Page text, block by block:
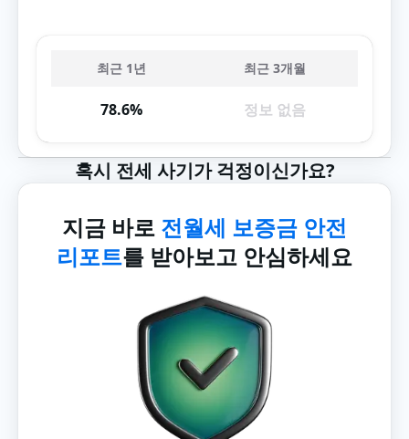
최근 1년 최근 3개월
78.6% 정보 없음
혹시 전세 사기가 걱정이신가요?
지금 바로 전월세 보증금 안전
리포트를 받아보고 안심하세요